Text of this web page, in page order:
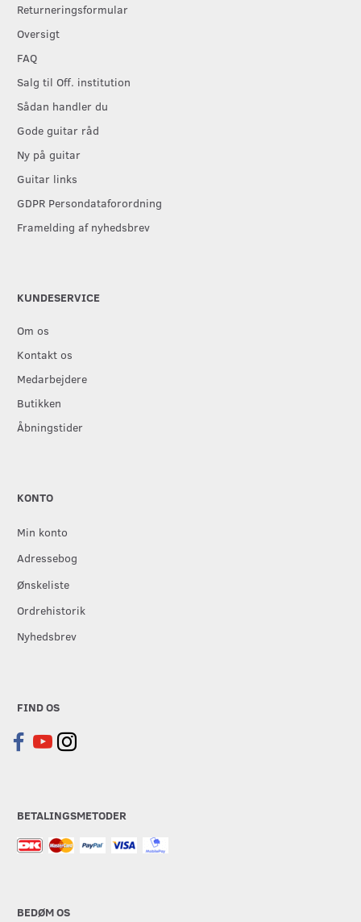
Returneringsformular
Oversigt
FAQ
Salg til Off. institution
Sådan handler du
Gode guitar råd
Ny på guitar
Guitar links
GDPR Persondataforordning
Framelding af nyhedsbrev
KUNDESERVICE
Om os
Kontakt os
Medarbejdere
Butikken
Åbningstider
KONTO
Min konto
Adressebog
Ønskeliste
Ordrehistorik
Nyhedsbrev
FIND OS
BETALINGSMETODER
BEDØM OS